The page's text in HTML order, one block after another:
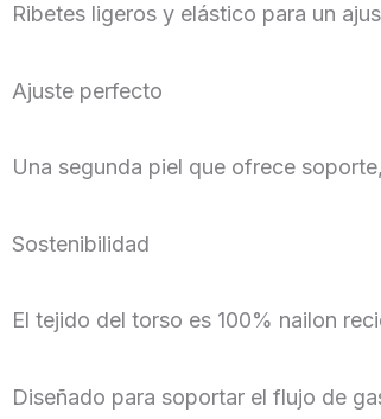
Ribetes ligeros y elástico para un
Ajuste perfecto
Una segunda piel que ofrece
Sostenibilidad
El tejido del torso es 100% nailon
Diseñado para soportar el flujo de